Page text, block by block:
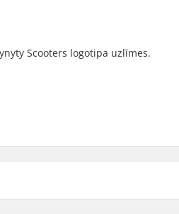
Scooters logotipa uzlīmes.